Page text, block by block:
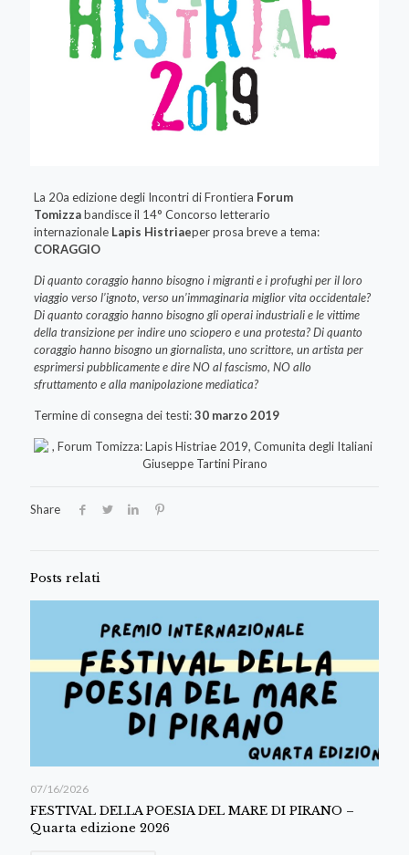
La 20a edizione degli Incontri di Frontiera Forum
Tomizzabandisce il 14° Concorso letterario
internazionaleLapis Histriaeper prosa breve a tema:
CORAGGIO
Di quanto coraggio hanno bisogno i migranti e i profughi per il loro
viaggio verso l’ignoto, verso un’immaginaria miglior vita occidentale?
Di quanto coraggio hanno bisogno gli operai industriali e le vittime
della transizione per indire uno sciopero e una protesta? Di quanto
coraggio hanno bisogno un giornalista, uno scrittore, un artista per
esprimersi pubblicamente e dire NO al fascismo, NO allo
sfruttamento e alla manipolazione mediatica?
Termine di consegna dei testi:30 marzo 2019
Share
Posts relati
07/16/2026
FESTIVAL DELLA POESIA DEL MARE DI PIRANO –
Quarta edizione 2026